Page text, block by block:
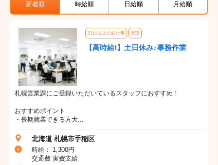
新着順 時給順 日給順 月給順
31日以上のお仕事 派遣
【高時給!】土日休み♪事務作業
札幌営業課にご登録いただいているスタッフにおすすめ！
おすすめポイント
・長期就業できる方大...
北海道 札幌市手稲区
時給： 1,300円
交通費 実費支給